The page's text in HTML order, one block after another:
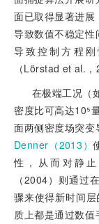
面已取得显著进
导致数值不稳定
导致控制方程
（Lörstad et al.，
在极端工况（
密度比可高达10⁵
面两侧密度场突变
Denner（2013）
性，从而对静
（2004）则通过
骤来使得新时间
质上都是通过数